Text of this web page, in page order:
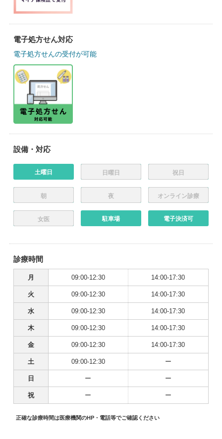
電子処方せん対応
電子処方せんの受付が可能
設備・対応
土曜日 日曜日 祝日
朝 夜 オンライン診療
女医 駐車場 電子決済可
診療時間
月 09:00-12:30 14:00-17:30
火 09:00-12:30 14:00-17:30
水 09:00-12:30 14:00-17:30
木 09:00-12:30 14:00-17:30
金 09:00-12:30 14:00-17:30
土 09:00-12:30 ー
日 ー ー
祝 ー ー
正確な診療時間は医療機関のHP・電話等でご確認ください